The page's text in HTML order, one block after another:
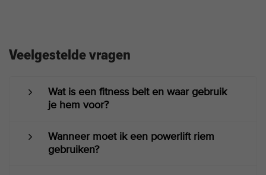
Veelgestelde vragen
Wat is een fitness belt en waar gebruik
je hem voor?
Wanneer moet ik een powerlift riem
gebruiken?